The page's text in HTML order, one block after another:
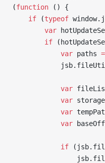
(function () {
    if
(typeof
        var
        if
            var
paths =
            var
            var
            var
            var
            if